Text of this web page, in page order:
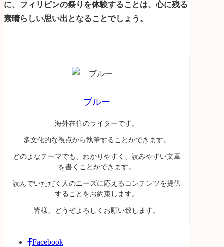
に、フィリピンの祭りを体験することは、心に残る
素晴らしい思い出となることでしょう。
ブルー
海外在住のライターです。
多文化的な視点から執筆することができます。
どのよなテーマでも、わかりやすく、読みやすい文章
を書くことができます。
読んでいただく人のニーズに応えるコンテンツを提供
することをお約束します。
皆様、どうぞよろしくお願い致します。
Facebook